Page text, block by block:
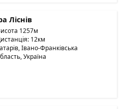
Ліснів
1257м
12км
Івано-Франківська
Україна